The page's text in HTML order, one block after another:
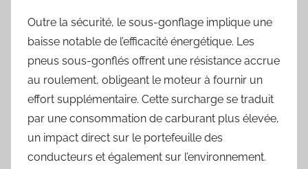
Outre la sécurité, le sous-gonflage implique une
baisse notable de l’efficacité énergétique. Les
pneus sous-gonflés offrent une résistance accrue
au roulement, obligeant le moteur à fournir un
effort supplémentaire. Cette surcharge se traduit
par une consommation de carburant plus élevée,
un impact direct sur le portefeuille des
conducteurs et également sur l’environnement.